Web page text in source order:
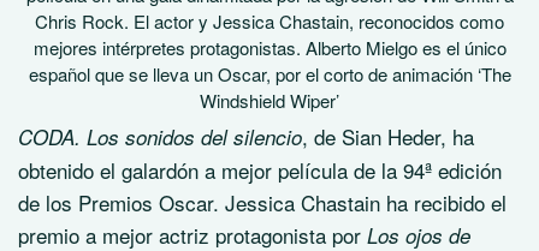
Chris Rock. El actor y Jessica Chastain, reconocidos como
mejores intérpretes protagonistas. Alberto Mielgo es el único
español que se lleva un Oscar, por el corto de animación ‘The
Windshield Wiper’
CODA. Los sonidos del silencio, de Sian Heder, ha
obtenido el galardón a mejor película de la 94ª edición
de los Premios Oscar. Jessica Chastain ha recibido el
premio a mejor actriz protagonista por Los ojos de